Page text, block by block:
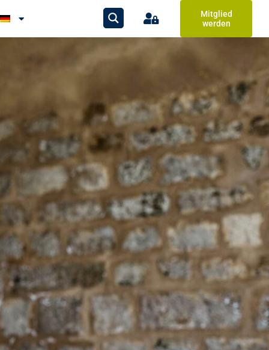
Mitglied
werden